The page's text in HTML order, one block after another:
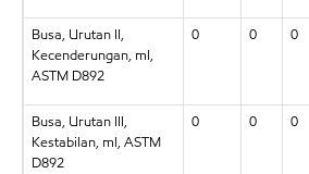
Busa, Urutan II,
Kecenderungan, ml,
ASTM D892
0 0 0
Busa, Urutan III,
Kestabilan, ml, ASTM
D892
0 0 0